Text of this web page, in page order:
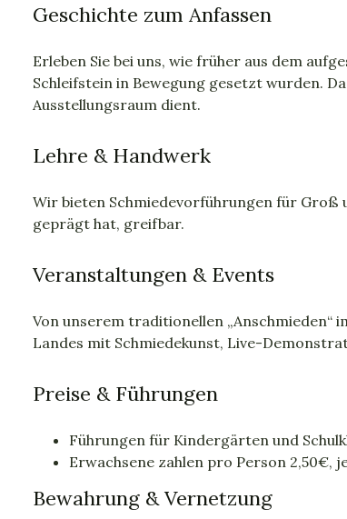
Geschichte zum Anfassen
Erleben Sie bei uns, wie früher aus dem
Schleifstein in Bewegung gesetzt wurden.
Ausstellungsraum dient.
Lehre & Handwerk
Wir bieten Schmiedevorführungen für Groß
geprägt hat, greifbar.
Veranstaltungen & Events
Von unserem traditionellen „Anschmieden“
Landes mit Schmiedekunst, Live-
Preise & Führungen
Führungen für Kindergärten und
Erwachsene zahlen pro Person 2,50€,
Bewahrung & Vernetzung